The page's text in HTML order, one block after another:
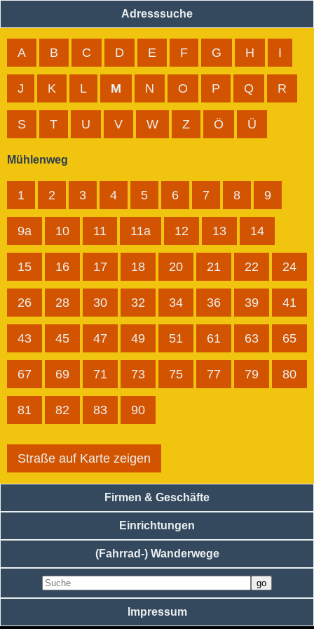
Adresssuche
A B C D E F G H I
J K L M N O P Q R
S T U V W Z Ö Ü
Mühlenweg
1 2 3 4 5 6 7 8 9
9a 10 11 11a 12 13 14
15 16 17 18 20 21 22 24
26 28 30 32 34 36 39 41
43 45 47 49 51 61 63 65
67 69 71 73 75 77 79 80
81 82 83 90
Straße auf Karte zeigen
Firmen & Geschäfte
Einrichtungen
(Fahrrad-) Wanderwege
Impressum